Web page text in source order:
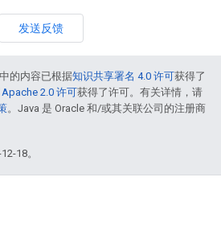
发送反馈
的内容已根据知识共享署名 4.0 许可获得了
Apache 2.0 许可获得了许可。有关详情，请
。Java 是 Oracle 和/或其关联公司的注册商
18。